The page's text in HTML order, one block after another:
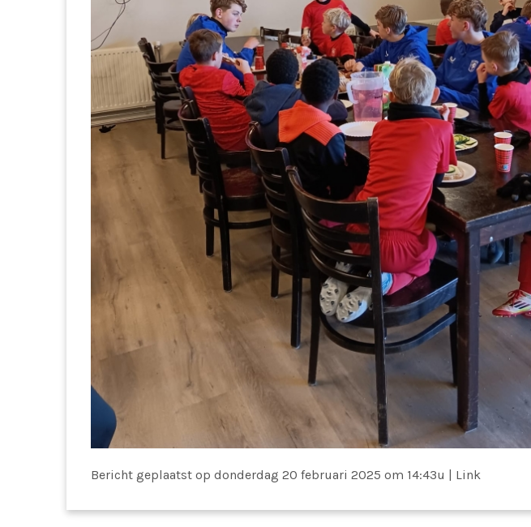
Bericht geplaatst op donderdag 20 februari 2025 om 14:43u | Link